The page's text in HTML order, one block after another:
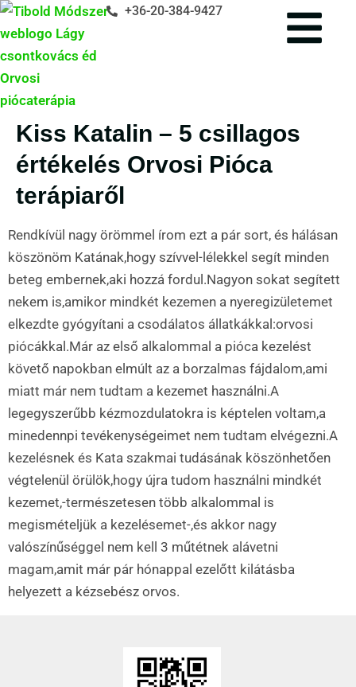
+36-20-384-9427
Kiss Katalin – 5 csillagos
értékelés Orvosi Pióca
terápiaről
Rendkívül nagy örömmel írom ezt a pár sort, és hálásan
köszönöm Katának,hogy szívvel-lélekkel segít minden
beteg embernek,aki hozzá fordul.Nagyon sokat segített
nekem is,amikor mindkét kezemen a nyeregizületemet
elkezdte gyógyítani a csodálatos állatkákkal:orvosi
piócákkal.Már az első alkalommal a pióca kezelést
követő napokban elmúlt az a borzalmas fájdalom,ami
miatt már nem tudtam a kezemet használni.A
legegyszerűbb kézmozdulatokra is képtelen voltam,a
minedennpi tevékenységeimet nem tudtam elvégezni.A
kezelésnek és Kata szakmai tudásának köszönhetően
végtelenül örülök,hogy újra tudom használni mindkét
kezemet,-természetesen több alkalommal is
megismételjük a kezelésemet-,és akkor nagy
valószínűséggel nem kell 3 műtétnek alávetni
magam,amit már pár hónappal ezelőtt kilátásba
helyezett a kézsebész orvos.